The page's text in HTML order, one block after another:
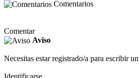
Comentarios
Comentar
Aviso
Necesitas estar registrado/a para escribir